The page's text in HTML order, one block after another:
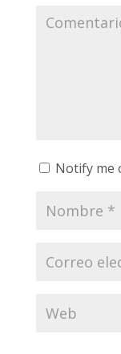
Notify me